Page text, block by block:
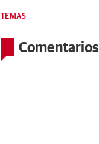
TEMAS
Comentarios